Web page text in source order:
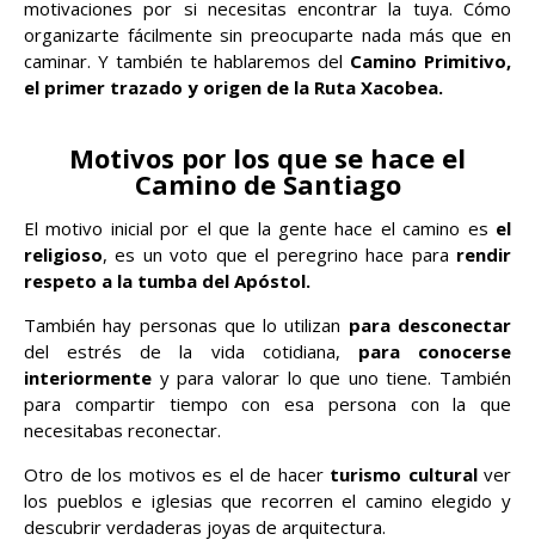
motivaciones por si necesitas encontrar la tuya. Cómo
organizarte fácilmente sin preocuparte nada más que en
caminar. Y también te hablaremos del Camino Primitivo,
el primer trazado y origen de la Ruta Xacobea.
Motivos por los que se hace el
Camino de Santiago
El motivo inicial por el que la gente hace el camino es el
religioso, es un voto que el peregrino hace para rendir
respeto a la tumba del Apóstol.
También hay personas que lo utilizan para desconectar
del estrés de la vida cotidiana, para conocerse
interiormente y para valorar lo que uno tiene. También
para compartir tiempo con esa persona con la que
necesitabas reconectar.
Otro de los motivos es el de hacer turismo cultural ver
los pueblos e iglesias que recorren el camino elegido y
descubrir verdaderas joyas de arquitectura.